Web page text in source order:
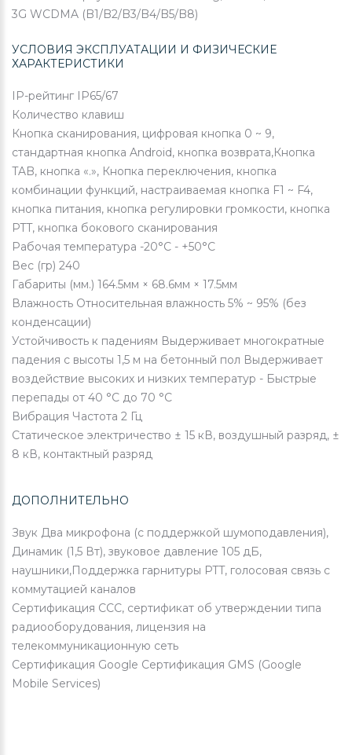
3G WCDMA (B1/B2/B3/B4/B5/B8)
УСЛОВИЯ ЭКСПЛУАТАЦИИ И ФИЗИЧЕСКИЕ
ХАРАКТЕРИСТИКИ
IP-рейтинг IP65/67
Количество клавиш
Кнопка сканирования, цифровая кнопка 0 ~ 9,
стандартная кнопка Android, кнопка возврата,Кнопка
TAB, кнопка «.», Кнопка переключения, кнопка
комбинации функций, настраиваемая кнопка F1 ~ F4,
кнопка питания, кнопка регулировки громкости, кнопка
PTT, кнопка бокового сканирования
Рабочая температура -20°C - +50°C
Вес (гр) 240
Габариты (мм.) 164.5мм × 68.6мм × 17.5мм
Влажность Относительная влажность 5% ~ 95% (без
конденсации)
Устойчивость к падениям Выдерживает многократные
падения с высоты 1,5 м на бетонный пол Выдерживает
воздействие высоких и низких температур - Быстрые
перепады от 40 °C до 70 °C
Вибрация Частота 2 Гц
Статическое электричество ± 15 кВ, воздушный разряд, ±
8 кВ, контактный разряд
ДОПОЛНИТЕЛЬНО
Звук Два микрофона (с поддержкой шумоподавления),
Динамик (1,5 Вт), звуковое давление 105 дБ,
наушники,Поддержка гарнитуры PTT, голосовая связь с
коммутацией каналов
Сертификация CCC, сертификат об утверждении типа
радиооборудования, лицензия на
телекоммуникационную сеть
Сертификация Google Сертификация GMS (Google
Mobile Services)